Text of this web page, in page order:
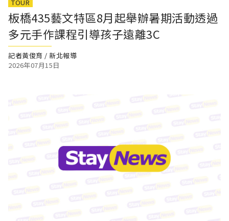
TOUR
板橋435藝文特區8月起舉辦暑期活動透過
多元手作課程引導孩子遠離3C
記者黃俊育 / 新北報導
2026年07月15日